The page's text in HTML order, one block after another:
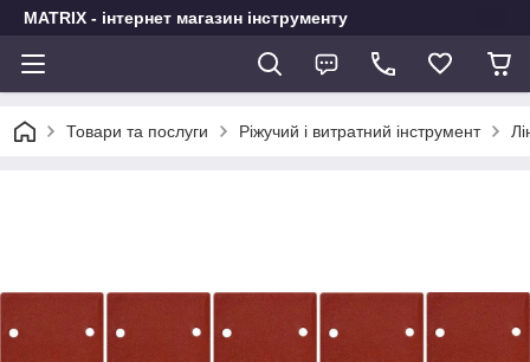
MATRIX - інтернет магазин інструменту
Товари та послуги Ріжучий і витратний інструмент